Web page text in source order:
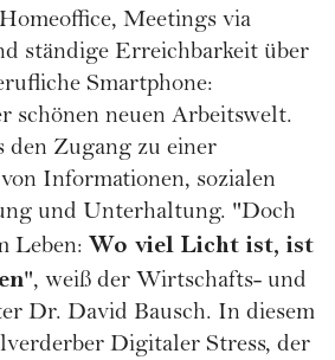
Meetings via
ständige Erreichbarkeit über
Smartphone:
schönen neuen Arbeitswelt.
den Zugang zu einer
Informationen, sozialen
und Unterhaltung. "Doch
Leben: Wo viel Licht ist, ist
", weiß der Wirtschafts- und
Dr. David Bausch. In diesem
Digitaler Stress, der